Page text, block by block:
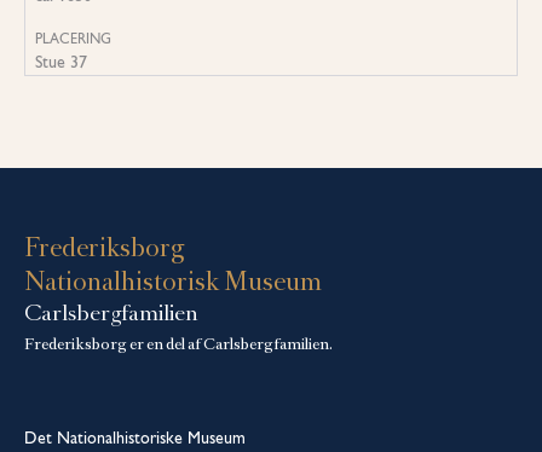
PLACERING
Stue 37
Frederiksborg
Nationalhistorisk Museum
Carlsbergfamilien
Frederiksborg er en del af Carlsbergfamilien.
Det Nationalhistoriske Museum